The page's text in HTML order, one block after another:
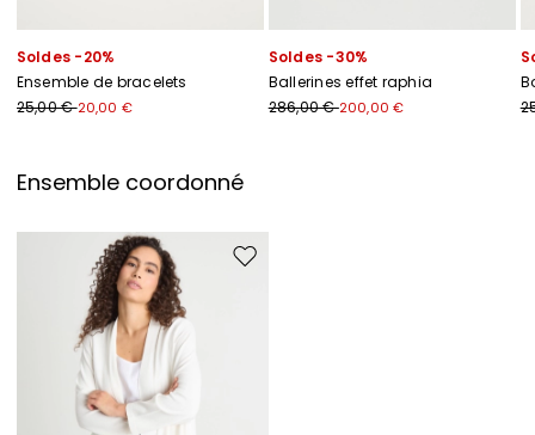
Soldes -20%
Ensemble de bracelets
25,00 €20,00 €
Soldes -30%
Ballerines effet raphia
286,00 €200,00 €
Ensemble coordonné
Ajouter vers la liste de souhaits